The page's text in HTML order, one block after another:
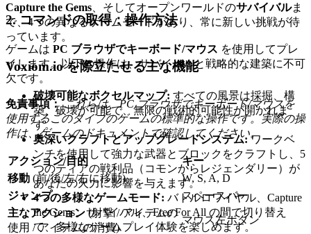
Capture the Gems 、そしてオープンワールドのサバイバルま
で、4つの異なるゲームモードがあり、常に新しい挑戦が待
っています。
Voxiom.io を際立たせる主な機能
破壊可能なボクセルマップ: すべての風景は採掘、構
築、破壊が可能で、無限の戦術的可能性が開かれま
す。
奥深いクラフトとアップグレードシステム:ワークベ
ンチを使用して強力な武器とブロックをクラフトし、5
つのティアの戦利品（コモンからレジェンダリー）が
あなたの火力に影響を与えます。
4つの多様なゲームモード: バトルロワイヤル、Capture
the Gems、サバイバル、Free For All の間で切り替え
て、多様なゲームプレイ体験を楽しめます。
2. コマンドの取得：操作方法
ゲームは PC ブラウザでキーボード/マウス を使用してプレ
イします。以下の操作は、サバイバルと戦略的な建築に不可
欠です。
免責事項： これらは、PC ブラウザでキーボード/マウスを
使用するこのタイプのゲームの標準的な操作です。実際の操
作は、ゲームのドキュメントで確認してください。
アクション/目的
キー
移動 (前/後/左/右に移動)
W, S, A, D
ジャンプ
スペースバー
主なアクション(射撃 / アイテムの
使用 / アイテムの消費)
マウス左ボタン